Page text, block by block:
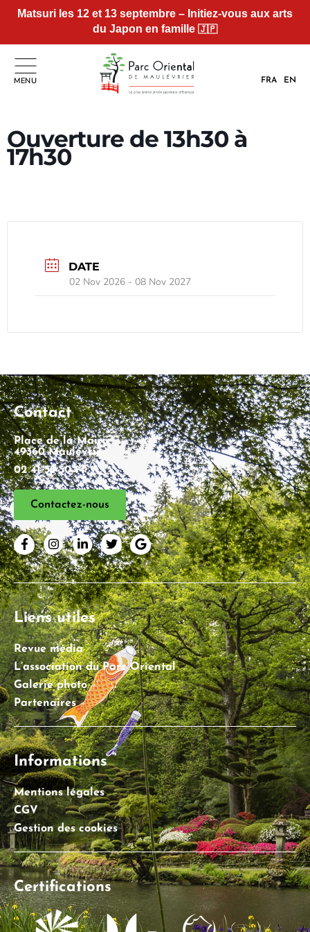
Matsuri les 12 et 13 septembre – Initiez-vous aux arts
du Japon en famille 🇯🇵
MENU FRA EN
Ouverture de 13h30 à
17h30
DATE
02 Nov 2026 - 08 Nov 2027
Contact
Place de la Mairie
49360 Maulévrier
02 41 55 50 14
Contactez-nous
Liens utiles
Revue média
L’association du Parc Oriental
Galerie photo
Partenaires
Informations
Mentions légales
CGV
Gestion des cookies
Certifications